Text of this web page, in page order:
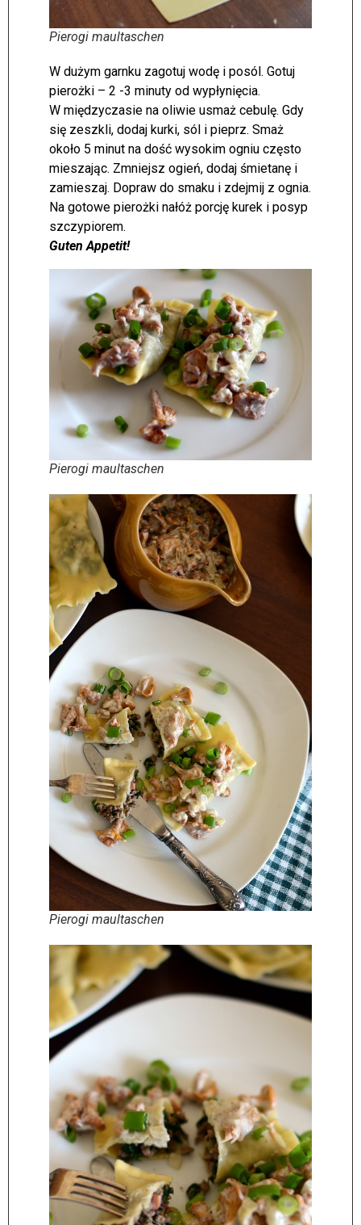
Pierogi maultaschen
W dużym garnku zagotuj wodę i posól. Gotuj
pierożki – 2 -3 minuty od wypłynięcia.
W międzyczasie na oliwie usmaż cebulę. Gdy
się zeszkli, dodaj kurki, sól i pieprz. Smaż
około 5 minut na dość wysokim ogniu często
mieszając. Zmniejsz ogień, dodaj śmietanę i
zamieszaj. Dopraw do smaku i zdejmij z ognia.
Na gotowe pierożki nałóż porcję kurek i posyp
szczypiorem.
Guten Appetit!
Pierogi maultaschen
Pierogi maultaschen